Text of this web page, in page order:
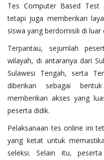
Tes Computer Based Test
tetapi juga memberikan
siswa yang berdomisili di
Terpantau, sejumlah
wilayah, di antaranya dari
Sulawesi Tengah, serta
diberikan sebagai
memberikan akses yang
peserta didik.
Pelaksanaan tes online ini
yang ketat untuk
seleksi. Selain itu,